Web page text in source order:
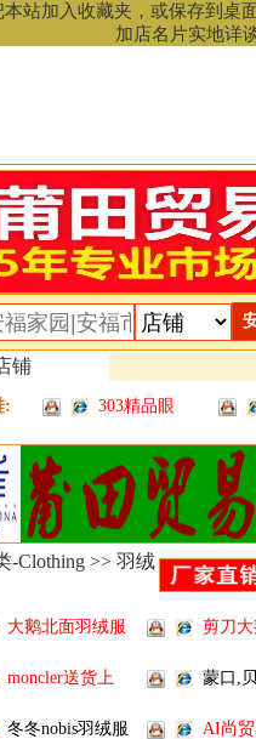
站加入收藏夹，或保存到
加店名片实地详
铺
: 303精品眼
-Clothing >> 羽绒
大鹅北面羽绒服 剪刀
批
moncler送货上 蒙口,
冬冬nobis羽绒服 AI尚